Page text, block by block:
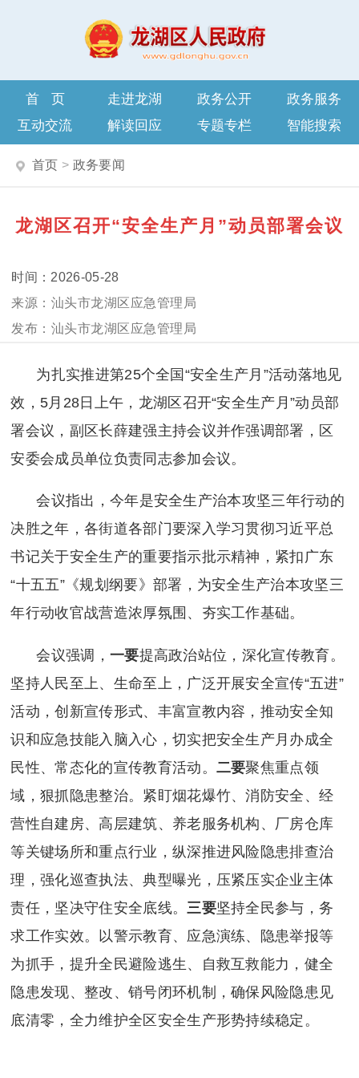
首页 走进龙湖 政务公开
政务服务
互动交流
解读回应 专题专栏 智能搜索
首页 > 政务要闻
龙湖区召开“安全生产月”动员部署会议
2026-05-28
汕头市龙湖区应急管理局
汕头市龙湖区应急管理局
为扎实推进第25个全国“安全生产月”活动落地见
效，5月28日上午，龙湖区召开“安全生产月”动员部
署会议，副区长薛建强主持会议并作强调部署，区
安委会成员单位负责同志参加会议。
会议指出，今年是安全生产治本攻坚三年行动的
决胜之年，各街道各部门要深入学习贯彻习近平总
书记关于安全生产的重要指示批示精神，紧扣广东
“十五五”《规划纲要》部署，为安全生产治本攻坚三
年行动收官战营造浓厚氛围、夯实工作基础。
会议强调， 一要提高政治站位，深化宣传教育。
坚持人民至上、生命至上，广泛开展安全宣传“五进”
活动，创新宣传形式、丰富宣教内容，推动安全知
识和应急技能入脑入心，切实把安全生产月办成全
民性、常态化的宣传教育活动。 二要聚焦重点领
域，狠抓隐患整治。紧盯烟花爆竹、消防安全、经
营性自建房、高层建筑、养老服务机构、厂房仓库
等关键场所和重点行业，纵深推进风险隐患排查治
理，强化巡查执法、典型曝光，压紧压实企业主体
责任，坚决守住安全底线。 三要坚持全民参与，务
求工作实效。以警示教育、应急演练、隐患举报等
为抓手，提升全民避险逃生、自救互救能力，健全
隐患发现、整改、销号闭环机制，确保风险隐患见
底清零，全力维护全区安全生产形势持续稳定。